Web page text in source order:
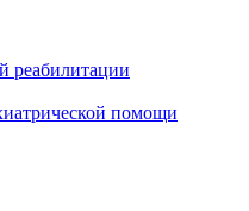
реабилитации
помощи